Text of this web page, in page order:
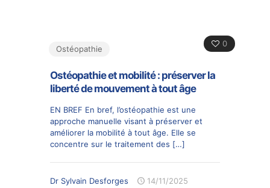
0
Ostéopathie
Ostéopathie et mobilité : préserver la
liberté de mouvement à tout âge
EN BREF En bref, l’ostéopathie est une
approche manuelle visant à préserver et
améliorer la mobilité à tout âge. Elle se
concentre sur le traitement des […]
Dr Sylvain Desforges 14/11/2025